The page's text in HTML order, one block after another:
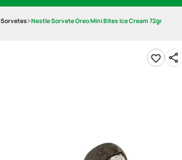
Sorvetes Nestle Sorvete Oreo Mini Bites Ice Cream 72gr